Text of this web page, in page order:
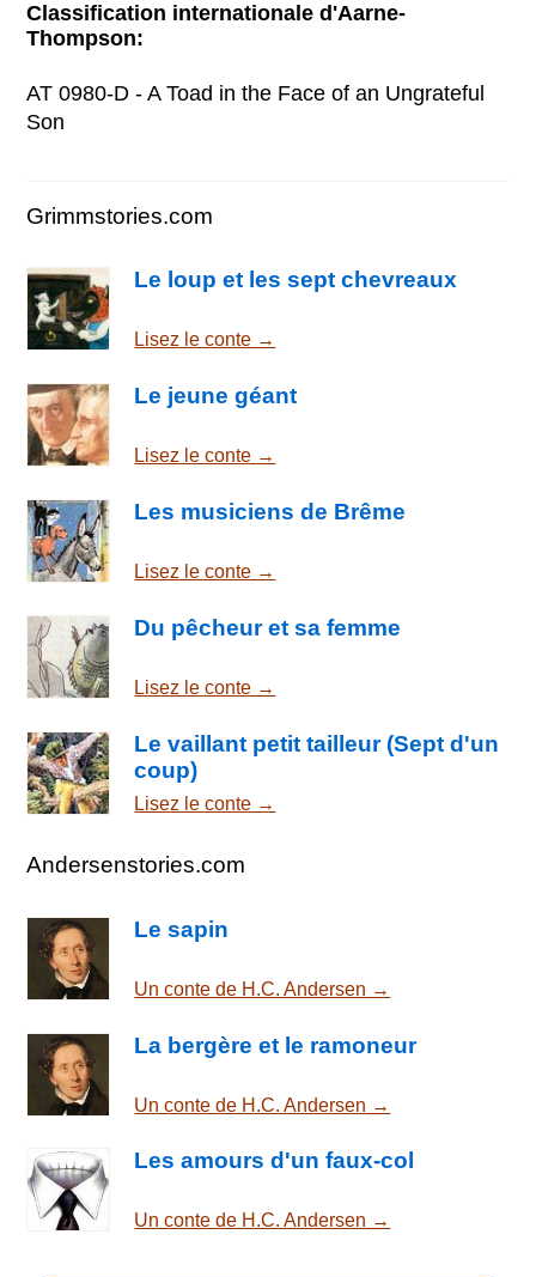
Classification internationale d'Aarne-
Thompson:
AT 0980-D - A Toad in the Face of an Ungrateful
Son
Grimmstories.com
Le loup et les sept chevreaux
Lisez le conte →
Le jeune géant
Lisez le conte →
Les musiciens de Brême
Lisez le conte →
Du pêcheur et sa femme
Lisez le conte →
Le vaillant petit tailleur (Sept d'un
coup)
Lisez le conte →
Andersenstories.com
Le sapin
Un conte de H.C. Andersen →
La bergère et le ramoneur
Un conte de H.C. Andersen →
Les amours d'un faux-col
Un conte de H.C. Andersen →